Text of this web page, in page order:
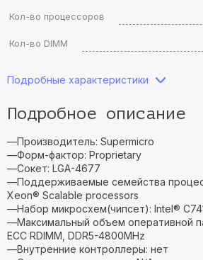
Кол-во процессоров
Кол-во DIMM
Подробные характеристики
Подробное описание
—Производитель: Supermicro
—Форм-фактор: Proprietary
—Сокет: LGA-4677
—Поддерживаемые семейства
Xeon® Scalable processors
—Набор микросхем(чипсет): Intel®
—Максимальный объем оперативной
ECC RDIMM, DDR5-4800MHz
—Внутренние контроллеры: нет